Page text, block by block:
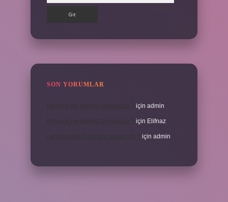
SON YORUMLAR
için admin
için Elifnaz
için admin